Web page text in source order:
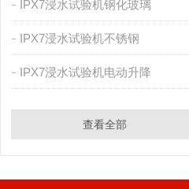
IPX7浸水试验机钢化玻璃
IPX7浸水试验机不锈钢
IPX7浸水试验机电动升降
查看全部